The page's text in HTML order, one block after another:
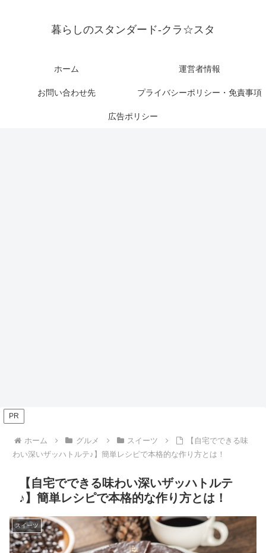
暮らしのスタンダード-クラ☆スタ
ホーム 運営者情報
お問い合わせ先 プライバシーポリシー・免責事項
広告ポリシー
PR
ホーム グルメ スイーツ
【自宅でできる味
わい深いザッハトルテ♪】簡単レシピで本格的な作り方とは！
【自宅でできる味わい深いザッハトルテ
♪】簡単レシピで本格的な作り方とは！
スイーツ